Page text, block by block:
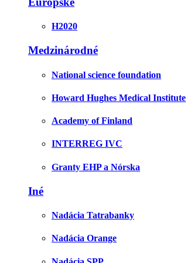
H2020
Medzinárodné
National science foundation
Howard Hughes Medical Institute
Academy of Finland
INTERREG IVC
Granty EHP a Nórska
Iné
Nadácia Tatrabanky
Nadácia Orange